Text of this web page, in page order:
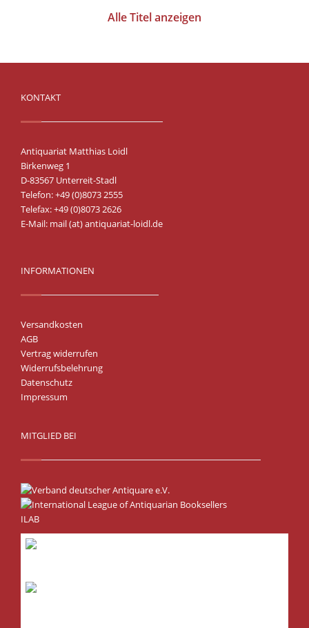
Alle Titel anzeigen
KONTAKT
Antiquariat Matthias Loidl
Birkenweg 1
D-83567 Unterreit-Stadl
Telefon: +49 (0)8073 2555
Telefax: +49 (0)8073 2626
E-Mail: mail (at) antiquariat-loidl.de
INFORMATIONEN
Versandkosten
AGB
Vertrag widerrufen
Widerrufsbelehrung
Datenschutz
Impressum
MITGLIED BEI